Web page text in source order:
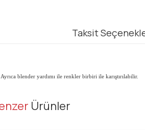
Taksit
blender yardımı ile renkler birbiri ile karıştırılabilir.
noktaları öneri formunu kullanarak
Ürünler